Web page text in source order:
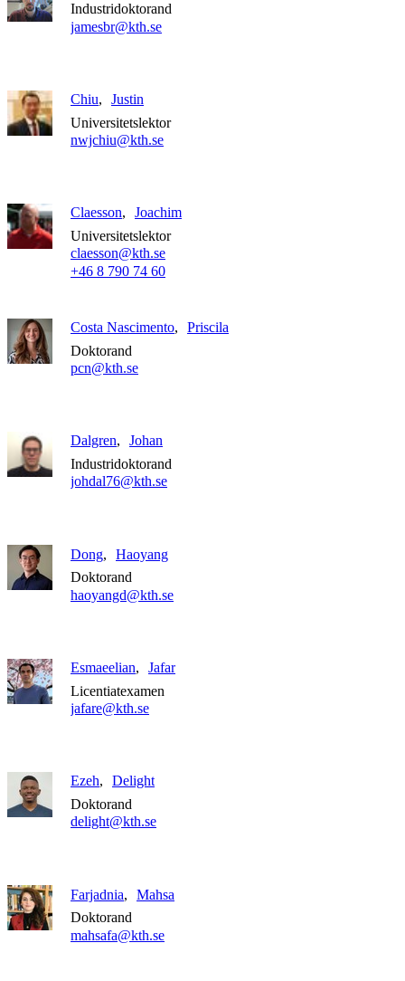
Industridoktorand
jamesbr@kth.se
Chiu
Justin
Universitetslektor
nwjchiu@kth.se
Claesson
Joachim
Universitetslektor
claesson@kth.se
+46 8 790 74 60
Costa Nascimento
Priscila
Doktorand
pcn@kth.se
Dalgren
Johan
Industridoktorand
johdal76@kth.se
Dong
Haoyang
Doktorand
haoyangd@kth.se
Esmaeelian
Jafar
Licentiatexamen
jafare@kth.se
Ezeh
Delight
Doktorand
delight@kth.se
Farjadnia
Mahsa
Doktorand
mahsafa@kth.se